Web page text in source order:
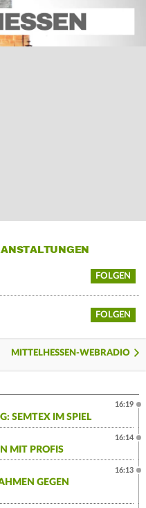
FOLGEN
FOLGEN
MITTELHESSEN-WEBRADIO
SEMTEX IM SPIEL
16:19
MIT PROFIS
16:14
GEGEN N
16:13